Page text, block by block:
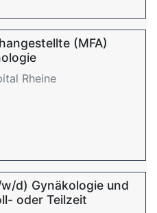
(MFA)
Rheine
d) Gynäkologie und
oder Teilzeit